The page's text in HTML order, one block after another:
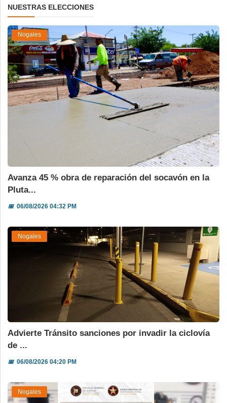
NUESTRAS ELECCIONES
Nogales
Avanza 45 % obra de reparación del socavón en la
Pluta...
📅06/08/2026 04:32 PM
Nogales
Advierte Tránsito sanciones por invadir la ciclovía
de ...
📅06/08/2026 04:20 PM
Nogales